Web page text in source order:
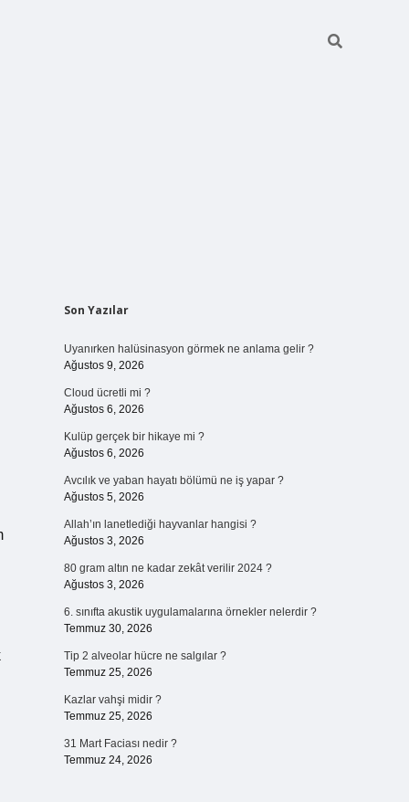
Sidebar
Son Yazılar
Uyanırken halüsinasyon görmek ne anlama gelir ?
Ağustos 9, 2026
Cloud ücretli mi ?
Ağustos 6, 2026
Kulüp gerçek bir hikaye mi ?
Ağustos 6, 2026
Avcılık ve yaban hayatı bölümü ne iş yapar ?
Ağustos 5, 2026
Allah’ın lanetlediği hayvanlar hangisi ?
Ağustos 3, 2026
80 gram altın ne kadar zekât verilir 2024 ?
Ağustos 3, 2026
6. sınıfta akustik uygulamalarına örnekler nelerdir ?
Temmuz 30, 2026
Tip 2 alveolar hücre ne salgılar ?
Temmuz 25, 2026
Kazlar vahşi midir ?
Temmuz 25, 2026
31 Mart Faciası nedir ?
Temmuz 24, 2026